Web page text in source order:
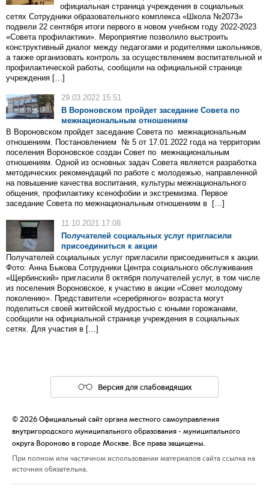
официальная страница учреждения в социальных
сетях Сотрудники образовательного комплекса «Школа №2073»
подвели 22 сентября итоги первого в новом учебном году 2022-2023
«Совета профилактики». Мероприятие позволило выстроить
конструктивный диалог между педагогами и родителями школьников,
а также организовать контроль за осуществлением воспитательной и
профилактической работы, сообщили на официальной странице
учреждения […]
29.03.2022 15:51
В Вороновском пройдет заседание Совета по
межнациональным отношениям
В Вороновском пройдет заседание Совета по межнациональным
отношениям. Постановлением № 5 от 17.01.2022 года на территории
поселения Вороновское создан Совет по межнациональным
отношениям. Одной из основных задач Совета является разработка
методических рекомендаций по работе с молодежью, направленной
на повышение качества воспитания, культуры межнационального
общения, профилактику ксенофобии и экстремизма. Первое
заседание Совета по межнациональным отношениям в […]
11.10.2021 17:08
Получателей социальных услуг пригласили
присоединиться к акции
Получателей социальных услуг пригласили присоединиться к акции.
Фото: Анна Быкова Сотрудники Центра социального обслуживания
«Щербинский» пригласили 8 октября получателей услуг, в том числе
из поселения Вороновское, к участию в акции «Совет молодому
поколению». Представители «серебряного» возраста могут
поделиться своей житейской мудростью с юными горожанами,
сообщили на официальной странице учреждения в социальных
сетях. Для участия в […]
Версия для слабовидящих
© 2026 Официальный сайт органа местного самоуправления
внутригородского муниципального образования - муниципального
округа Вороново в городе Москве. Все права защищены.
При полном или частичном использовании материалов сайта ссылка на
источник обязательна.